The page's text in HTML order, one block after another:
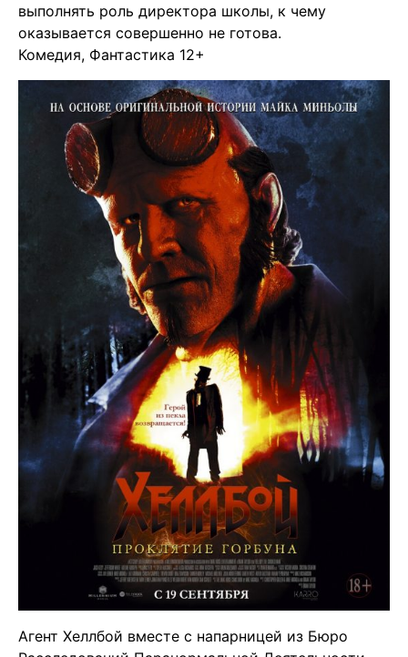
выполнять роль директора школы, к чему
оказывается совершенно не готова.
Комедия, Фантастика 12+
Агент Хеллбой вместе с напарницей из Бюро